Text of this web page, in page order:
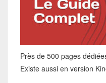
Près de 500 pages
Existe aussi en version